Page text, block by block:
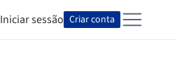
Iniciar sessão Criar conta